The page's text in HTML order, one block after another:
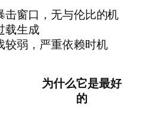
击窗口，无与伦比的机
载生成
较弱，严重依赖时机
为什么它是最好
的